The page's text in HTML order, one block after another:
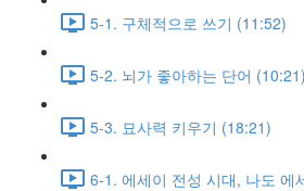
5-1. 구체적으로 쓰기 (11:52)
5-2. 뇌가 좋아하는 단어 (10:21)
5-3. 묘사력 키우기 (18:21)
6-1. 에세이 전성 시대, 나도 에